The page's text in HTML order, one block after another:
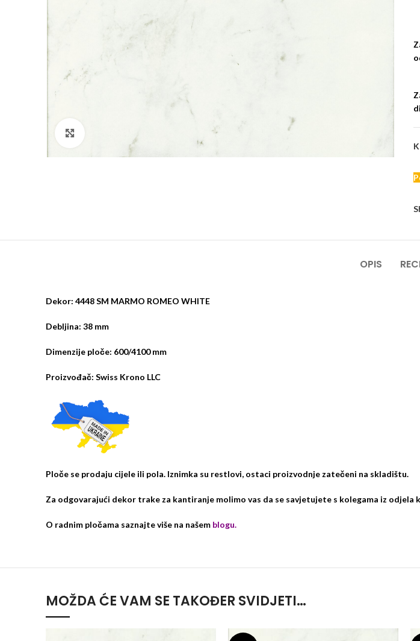
OPIS
Dekor: 4448 SM MARMO ROMEO WHITE
Debljina: 38 mm
Dimenzije ploče: 600/4100 mm
Proizvođač: Swiss Krono LLC
Ploče se prodaju cijele ili pola. Iznimka su restlovi, ostaci proizvodnje zatečeni na skladištu.
Za odgovarajući dekor trake za kantiranje molimo vas da se savjetujete s kolegama iz odjela
O radnim pločama saznajte više na našem blogu.
MOŽDA ĆE VAM SE TAKOĐER SVIDJETI…